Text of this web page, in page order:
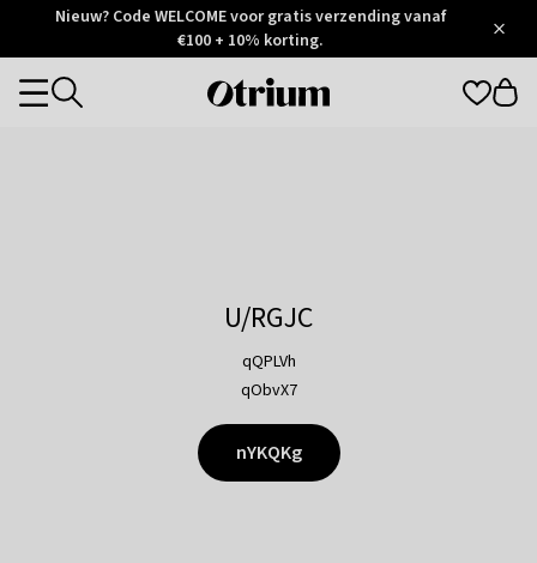
Otrium
Trustpilot
Nieuw? Code WELCOME voor gratis verzending vanaf
€100 + 10% korting.
Otrium
Categories
U/RGJC
qQPLVh
qObvX7
nYKQKg